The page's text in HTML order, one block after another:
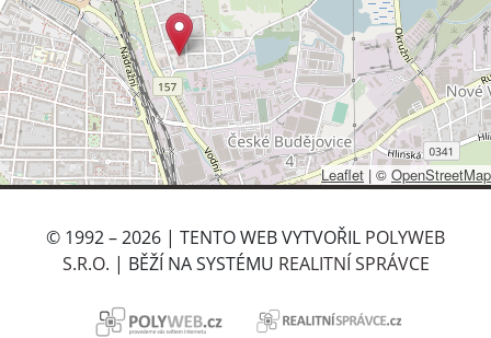
Leaflet | © OpenStreetMap
© 1992 – 2026 | TENTO WEB VYTVOŘIL POLYWEB
S.R.O. | BĚŽÍ NA SYSTÉMU REALITNÍ SPRÁVCE